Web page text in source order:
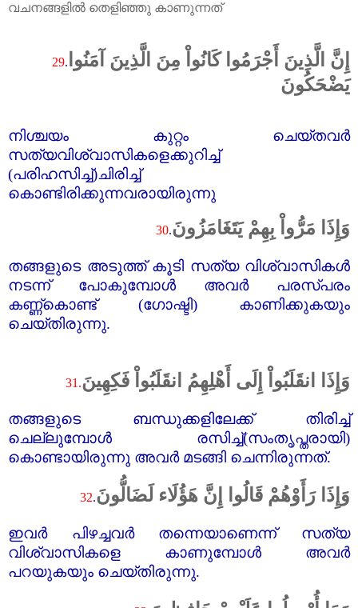
വചനങ്ങളിൽ തെളിഞ്ഞു കാണുന്നത്‌
29. إِنَّ الَّذِينَ أَجْرَمُوا كَانُواْ مِنَ الَّذِينَ آمَنُوا
يَضْحَكُونَ
നിശ്ചയം കുറ്റം ചെയ്തവർ
സത്യവിശ്വാസികളെക്കുറിച്ച്‌
(പരിഹസിച്ച്‌)ചിരിച്ച്‌
കൊണ്ടിരിക്കുന്നവരായിരുന്നു
30.وَإِذَا مَرُّواْ بِهِمْ يَتَغَامَزُونَ
തങ്ങളുടെ അടുത്ത്‌ കൂടി സത്യ വിശ്വാസികൾ
നടന്ന് പോകുമ്പോൾ അവർ പരസ്പരം
കണ്ണ്‌കൊണ്ട്‌ (ഗോഷ്ടി) കാണിക്കുകയും
ചെയ്തിരുന്നു.
31.وَإِذَا انقَلَبُواْ إِلَى أَهْلِهِمُ انقَلَبُواْ فَكِهِينَ
തങ്ങളുടെ ബന്ധുക്കളിലേക്ക്‌ തിരിച്ച്‌
ചെല്ലുമ്പോൾ രസിച്ച്‌(സംതൃപ്തരായി)
കൊണ്ടായിരുന്നു അവർ മടങ്ങി ചെന്നിരുന്നത്‌.
32.وَإِذَا رَأَوْهُمْ قَالُوا إِنَّ هَؤُلَاء لَضَالُّونَ
ഇവർ പിഴച്ചവർ തന്നെയാണെന്ന് സത്യ
വിശ്വാസികളെ കാണുമ്പോൾ അവർ
പറയുകയും ചെയ്തിരുന്നു.